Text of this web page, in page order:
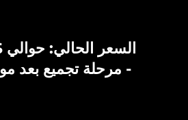
مرحلة تجميع بعد موجة ارتفاع قوية -